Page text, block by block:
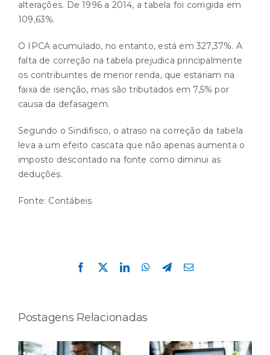
alterações. De 1996 a 2014, a tabela foi corrigida em
109,63%.
O IPCA acumulado, no entanto, está em 327,37%. A
falta de correção na tabela prejudica principalmente
os contribuintes de menor renda, que estariam na
faixa de isenção, mas são tributados em 7,5% por
causa da defasagem.
Segundo o Sindifisco, o atraso na correção da tabela
leva a um efeito cascata que não apenas aumenta o
imposto descontado na fonte como diminui as
deduções.
Fonte: Contábeis
Facebook
X LinkedInWhatsApp
Telegram
E-
Postagens Relacionadas